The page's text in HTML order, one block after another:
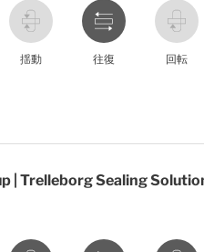
揺動 往復 回転
| Trelleborg Sealing